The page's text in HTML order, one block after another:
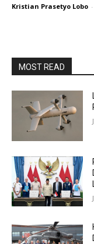
Kristian Prasetyo Lobo -
MOST READ